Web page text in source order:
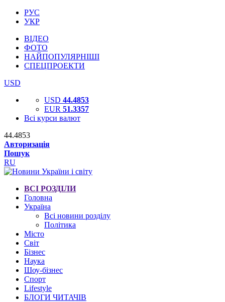
РУС
УКР
ВІДЕО
ФОТО
НАЙПОПУЛЯРНІШІ
СПЕЦПРОЕКТИ
USD
USD 44.4853
EUR 51.3357
Всі курси валют
44.4853
Авторизація
Пошук
RU
ВСІ РОЗДІЛИ
Головна
Україна
Всі новини розділу
Політика
Місто
Світ
Бізнес
Наука
Шоу-бізнес
Спорт
Lifestyle
БЛОГИ ЧИТАЧІВ